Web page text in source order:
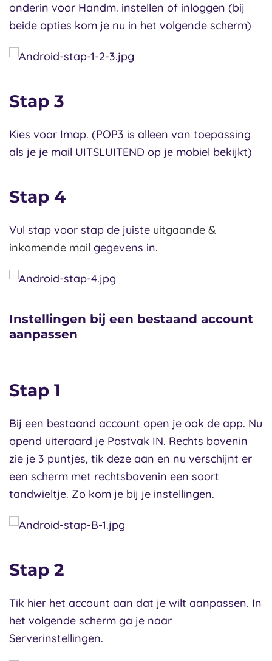
onderin voor Handm. instellen of inloggen (bij
beide opties kom je nu in het volgende scherm)
Stap 3
Kies voor Imap. (POP3 is alleen van toepassing
als je je mail UITSLUITEND op je mobiel bekijkt)
Stap 4
Vul stap voor stap de juiste uitgaande &
inkomende mail gegevens in.
Instellingen bij een bestaand account
aanpassen
Stap 1
Bij een bestaand account open je ook de app. Nu
opend uiteraard je Postvak IN. Rechts bovenin
zie je 3 puntjes, tik deze aan en nu verschijnt er
een scherm met rechtsbovenin een soort
tandwieltje. Zo kom je bij je instellingen.
Stap 2
Tik hier het account aan dat je wilt aanpassen. In
het volgende scherm ga je naar
Serverinstellingen.